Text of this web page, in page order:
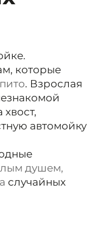
которые
. Взрослая
автомойку
душем,
случайных